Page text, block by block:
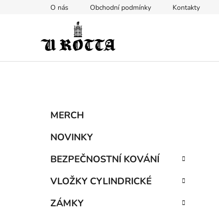
O nás Obchodní podmínky Kontakty
Přeskočit
kategorie
MERCH
NOVINKY
BEZPEČNOSTNÍ KOVÁNÍ
VLOŽKY CYLINDRICKÉ
ZÁMKY